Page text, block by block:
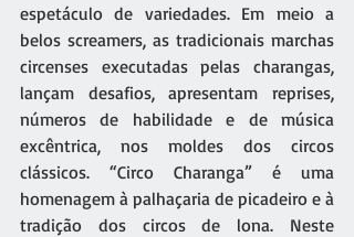
espetáculo de variedades. Em meio a
belos screamers, as tradicionais marchas
circenses executadas pelas charangas,
lançam desafios, apresentam reprises,
números de habilidade e de música
excêntrica, nos moldes dos circos
clássicos. “Circo Charanga” é uma
homenagem à palhaçaria de picadeiro e à
tradição dos circos de lona. Neste